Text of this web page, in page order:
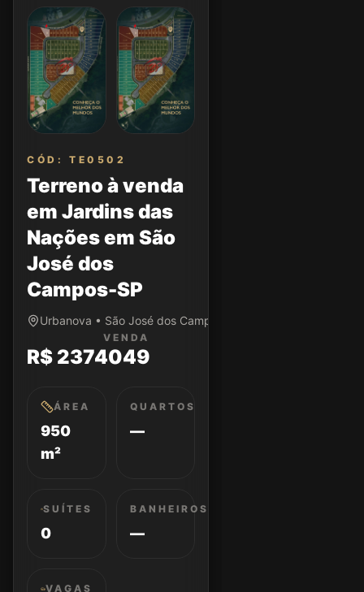
CÓD: TE0502
Terreno à venda
em Jardins das
Nações em São
José dos
Campos-SP
Urbanova • São José dos Campos/SP
VENDA
R$ 2374049
ÁREA
950
m²
QUARTOS
—
SUÍTES
0
BANHEIROS
—
VAGAS